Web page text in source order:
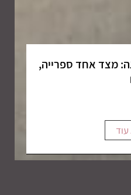
מצד אחד ספרייה,